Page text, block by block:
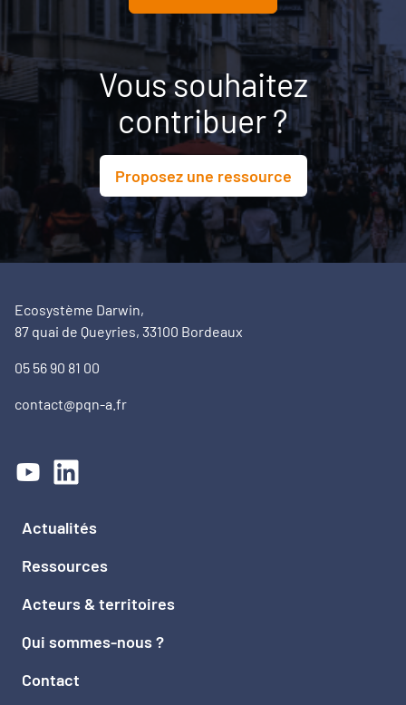
Vous souhaitez
contribuer ?
Proposez une ressource
Ecosystème Darwin,
87 quai de Queyries, 33100 Bordeaux
05 56 90 81 00
contact@pqn-a.fr
Actualités
Ressources
Acteurs & territoires
Qui sommes-nous ?
Contact